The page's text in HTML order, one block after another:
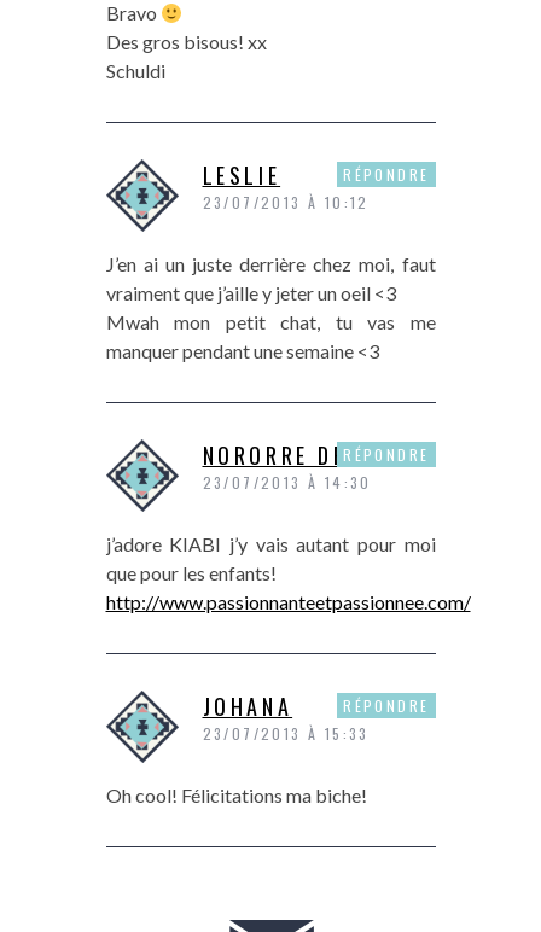
Bravo
Des gros bisous! xx
Schuldi
LESLIE
23/07/2013 À 10:12
J’en ai un juste derrière chez moi, faut
vraiment que j’aille y jeter un oeil <3
Mwah mon petit chat, tu vas me
manquer pendant une semaine <3
RÉPONDRE
NORORRE DE P&P
23/07/2013 À 14:30
j’adore KIABI j’y vais autant pour moi
que pour les enfants!
http://www.passionnanteetpassionnee.com/
RÉPONDRE
JOHANA
23/07/2013 À 15:33
Oh cool! Félicitations ma biche!
RÉPONDRE